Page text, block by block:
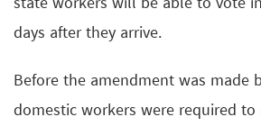
days after they arrive.
Before the amendment was made
domestic workers were required to